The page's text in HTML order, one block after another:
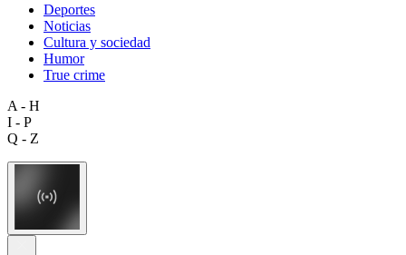
Deportes
Noticias
Cultura y sociedad
Humor
True crime
A - H
I - P
Q - Z